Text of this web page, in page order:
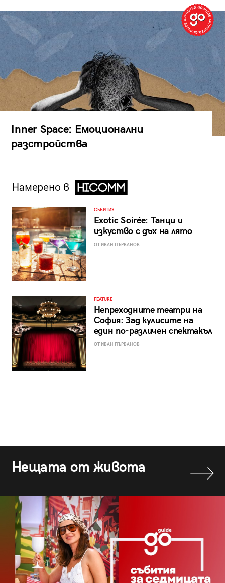
Inner Space: Емоционални
разстройства
Намерено в
СЪБИТИЯ
Exotic Soirée: Танци и
изкуство с дъх на лято
ОТ ИВАН ПЪРВАНОВ
FEATURE
Непреходните театри на
София: Зад кулисите на
един по-различен спектакъл
ОТ ИВАН ПЪРВАНОВ
Нещата от живота